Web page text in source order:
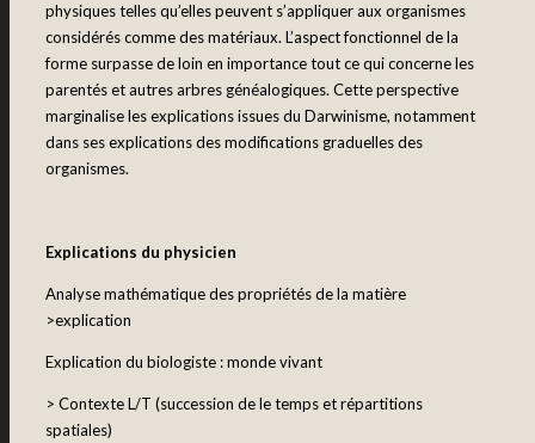
physiques telles qu’elles peuvent s’appliquer aux organismes
considérés comme des matériaux. L’aspect fonctionnel de la
forme surpasse de loin en importance tout ce qui concerne les
parentés et autres arbres généalogiques. Cette perspective
marginalise les explications issues du Darwinisme, notamment
dans ses explications des modifications graduelles des
organismes.
Explications du physicien
Analyse mathématique des propriétés de la matière
>explication
Explication du biologiste : monde vivant
> Contexte L/T (succession de le temps et répartitions
spatiales)